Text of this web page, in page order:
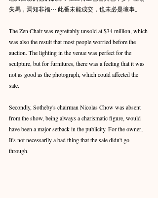
失馬，焉知非福⋯ 此番未能成交，也未必是壞事。
The Zen Chair was regrettably unsold at $34 million, which
was also the result that most people worried before the
auction. The lighting in the venue was perfect for the
sculpture, but for furnitures, there was a feeling that it was
not as good as the photograph, which could affected the
sale.
Secondly, Sotheby's chairman Nicolas Chow was absent
from the show, being always a charismatic figure, would
have been a major setback in the publicity. For the owner,
It's not necessarily a bad thing that the sale didn't go
through.